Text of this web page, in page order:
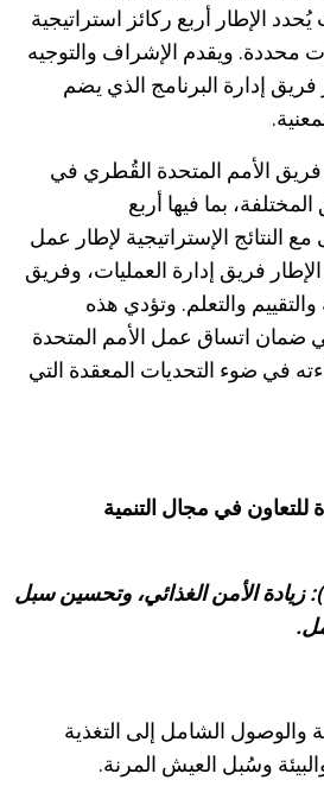
حيث يُحدد الإطار أربع ركائز استراتيجية
محددة. ويقدم الإشراف والتوجيه
فريق إدارة البرنامج الذي يضم
فريق الأمم المتحدة القُطري في
بما فيها أربع
النتائج الإستراتيجية لإطار عمل
فريق إدارة العمليات، وفريق
والتعلم. وتؤدي هذه
ضمان اتساق عمل الأمم المتحدة
في ضوء التحديات المعقدة التي
للتعاون في مجال التنمية
الركيزة الإستراتيجية (1): زيادة الأمن الغذائي، وتحسين سبل
والوصول الشامل إلى التغذية
وسُبل العيش المرنة.